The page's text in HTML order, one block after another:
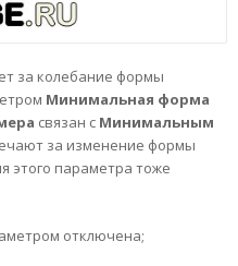
за колебание формы
Минимальная форма
связан с Минимальным
за изменение формы
этого параметра тоже
отключена;